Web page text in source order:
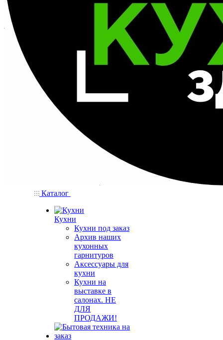
Каталог
Кухни
Кухни под заказ
Архив наших
кухонных
гарнитуров
Аксессуары для
кухни
Кухни на
выставке в
салонах. НЕ
ДЛЯ
ПРОДАЖИ!